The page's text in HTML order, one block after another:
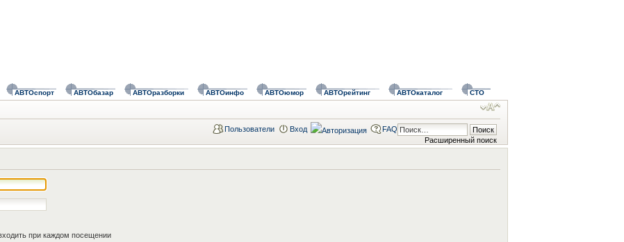
АВТОспорт АВТОбазар АВТОразборки АВТОинфо АВТОюмор АВТОрейтинг АВТОкаталог СТО
Расширенный поиск
Пользователи Вход FAQ
при каждом посещении